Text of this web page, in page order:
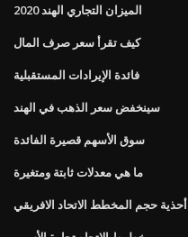
الميزان التجاري الهند 2020
كيف تقرأ سعر صرف المال
فائدة الإيرادات المستقبلية
سينخفض ​​سعر الذهب في الهند
سوق الأسهم قصيرة الفائدة
ما هي معدلات ثابتة ومتغيرة
أحذية حجم المخطط الاتحاد الافريقي